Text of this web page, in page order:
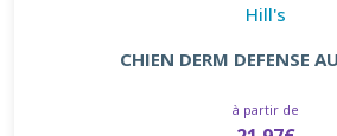
Hill's
CHIEN DERM DEFENSE
à partir de